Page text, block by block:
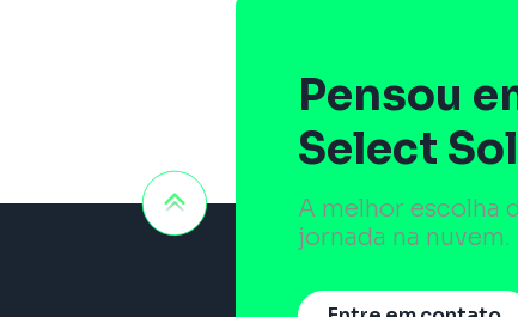
Pensou
Select
A melhor escolha
jornada na nuvem.